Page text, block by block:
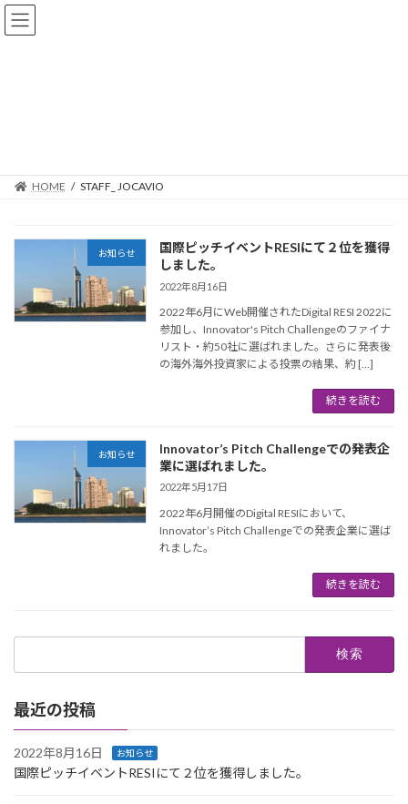
コ
ン
プ
ナ
ビ
動
HOME STAFF_ JOCAVIO
お知らせ
国際ピッチイベントRESIにて２位を獲得
しました。
2022年8月16日
2022年6月にWeb開催されたDigital RESI 2022に
参加し、Innovator's Pitch Challengeのファイナ
リスト・約50社に選ばれました。さらに発表後
の海外海外投資家による投票の結果、約 […]
続きを読む
お知らせ
Innovator’s Pitch Challengeでの発表企
業に選ばれました。
2022年5月17日
2022年6月開催のDigital RESIにおいて、
Innovator’s Pitch Challengeでの発表企業に選ば
れました。
続きを読む
最近の投稿
2022年8月16日 お知らせ
国際ピッチイベントRESIにて２位を獲得しました。